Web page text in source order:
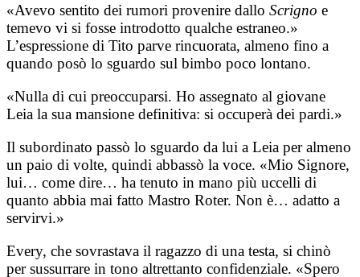
«Avevo sentito dei rumori provenire dallo Scrigno e
temevo vi si fosse introdotto qualche estraneo.»
L’espressione di Tito parve rincuorata, almeno fino a
quando posò lo sguardo sul bimbo poco lontano.
«Nulla di cui preoccuparsi. Ho assegnato al giovane
Leia la sua mansione definitiva: si occuperà dei pardi.»
Il subordinato passò lo sguardo da lui a Leia per almeno
un paio di volte, quindi abbassò la voce. «Mio Signore,
lui… come dire… ha tenuto in mano più uccelli di
quanto abbia mai fatto Mastro Roter. Non è… adatto a
servirvi.»
Every, che sovrastava il ragazzo di una testa, si chinò
per sussurrare in tono altrettanto confidenziale. «Spero